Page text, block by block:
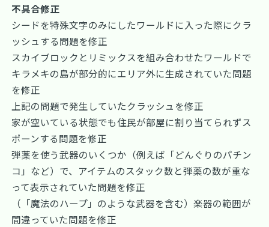
不具合修正
シードを特殊文字のみにしたワールドに入った際にクラ
ッシュする問題を修正
スカイブロックとリミックスを組み合わせたワールドで
キラメキの島が部分的にエリア外に生成されていた問題
を修正
上記の問題で発生していたクラッシュを修正
家が空いている状態でも住民が部屋に割り当てられずス
ポーンする問題を修正
弾薬を使う武器のいくつか（例えば「どんぐりのパチン
コ」など）で、アイテムのスタック数と弾薬の数が重な
って表示されていた問題を修正
（「魔法のハープ」のような武器を含む）楽器の範囲が
間違っていた問題を修正